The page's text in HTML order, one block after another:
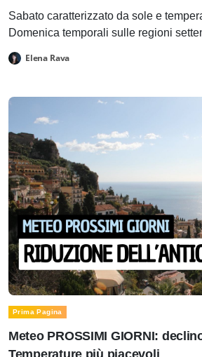
Sabato caratterizzato da sole e
Domenica temporali sulle regioni
Elena Rava
Prima Pagina
Meteo PROSSIMI GIORNI:
Temperature più piacevoli